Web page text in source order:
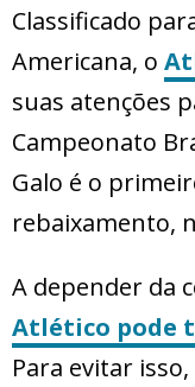
Classificado
Americana, o
suas atenções
Campeonato
Galo é o
rebaixamento,
A depender da
Atlético pode
Para evitar